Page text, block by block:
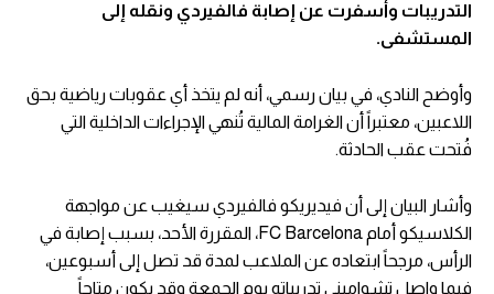
التدريبات وأسفرت عن إصابة فالفيردي ونقله إلى
المستشفى.
وأوضح النادي، في بيان رسمي، أنه لم يتخذ أي عقوبات رياضية بحق
اللاعبين، معتبراً أن الغرامة المالية تُنهي الإجراءات الداخلية التي
فُتحت عقب الحادثة.
وأشار البيان إلى أن فيديريكو فالفيردي سيغيب عن مواجهة
الكلاسيكو أمام FC Barcelona، المقررة الأحد، بسبب إصابة في
الرأس، مرجحاً ابتعاده عن الملاعب لمدة قد تصل إلى أسبوعين،
فيما واصل تشواميني تدريباته يوم الجمعة وقد يكون متاحاً